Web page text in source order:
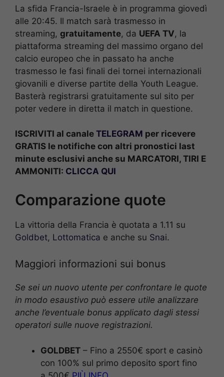
La sfida Francia-Israele è in programma giovedì
alle 20:45. Il match sarà trasmesso in
streaming, gratuitamente, da UEFA TV, la
piattaforma streaming del massimo organo del
calcio europeo che in passato ha anche
trasmesso le fasi finali dei tornei internazionali
giovanili e diverse partite della Youth League.
Basterà registrarsi gratuitamente sul sito per
poter vedere in diretta il match in questione.
ISCRIVITI al canale TELEGRAM per ricevere
GRATIS le notifiche con altri pronostici last
minute esclusivi anche su MARCATORI, TIRI E
AMMONITI: CLICCA QUI
Comparazione quote
La vittoria della Francia è quotata a 1.11 su
Goldbet, Lottomatica e anche su Snai.
Maggiori informazioni sui bonus
Se sei un nuovo utente per confrontare le quote
in modo esaustivo può essere utile analizzare
anche l’eventuale bonus applicato dagli stessi
operatori sulle nuove registrazioni.
GOLDBET – Fino a 2550€ sport e casinò
con 100% sul primo deposito sport fino